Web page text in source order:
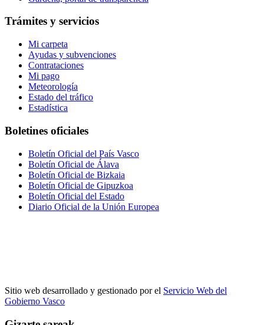
Trámites y servicios
Mi carpeta
Ayudas y subvenciones
Contrataciones
Mi pago
Meteorología
Estado del tráfico
Estadística
Boletines oficiales
Boletín Oficial del País Vasco
Boletín Oficial de Álava
Boletín Oficial de Bizkaia
Boletín Oficial de Gipuzkoa
Boletín Oficial del Estado
Diario Oficial de la Unión Europea
Sitio web desarrollado y gestionado por el Servicio Web del
Gobierno Vasco